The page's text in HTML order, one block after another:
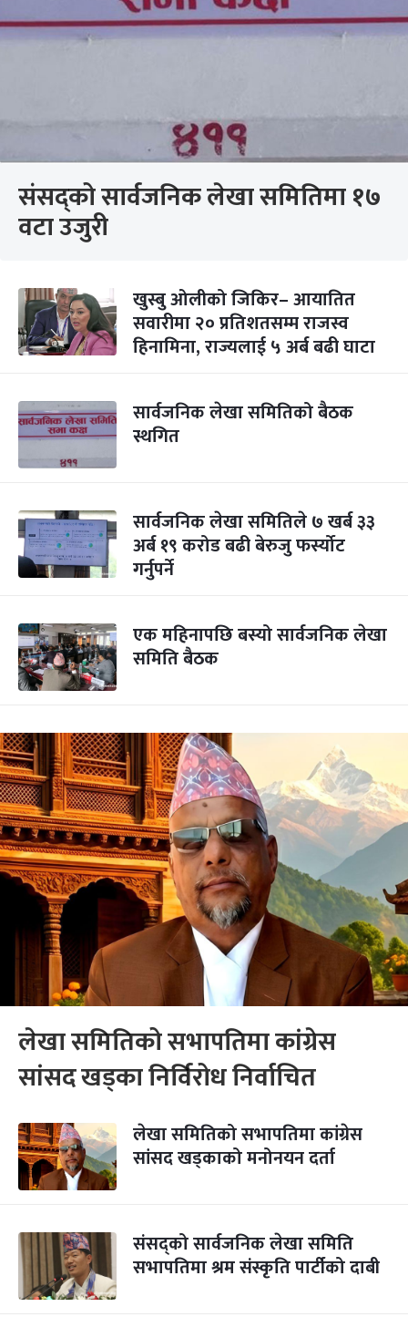
संसद्को सार्वजनिक लेखा समितिमा १७
वटा उजुरी
खुस्बु ओलीको जिकिर– आयातित
सवारीमा २० प्रतिशतसम्म राजस्व
हिनामिना, राज्यलाई ५ अर्ब बढी घाटा
सार्वजनिक लेखा समितिको बैठक
स्थगित
सार्वजनिक लेखा समितिले ७ खर्ब ३३
अर्ब १९ करोड बढी बेरुजु फर्स्योट
गर्नुपर्ने
एक महिनापछि बस्यो सार्वजनिक लेखा
समिति बैठक
लेखा समितिको सभापतिमा कांग्रेस
सांसद खड्का निर्विरोध निर्वाचित
लेखा समितिको सभापतिमा कांग्रेस
सांसद खड्काको मनोनयन दर्ता
संसद्को सार्वजनिक लेखा समिति
सभापतिमा श्रम संस्कृति पार्टीको दाबी